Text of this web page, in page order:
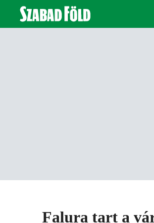
Falura tart a